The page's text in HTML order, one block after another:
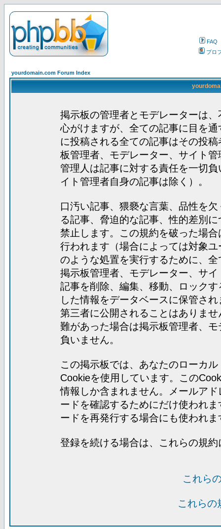
FAQ
プロ
yourdomain.com Forum Index
掲示板の管理者とモデレーターは
心がけますが、全ての記事に目を
に投稿される全ての記事はその投
板管理者、モデレーター、サイト
管理人は記事に対する責任を一切
イト管理者自身の記事は除く）。
口汚い記事、猥褻な言葉、品性を
る記事、脅迫的な記事、性的差別
禁止します。この規約を破った場
行われます（場合によっては対象
のような処置を実行するために、
掲示板管理者、モデレーター、サ
記事を削除、編集、移動、ロック
した情報をデータベースに保管さ
第三者に公開されることはありま
難があった場合は掲示板管理者、
負いません。
この掲示板では、あなたのローカ
Cookieを使用しています。この
情報しか含まれません。メールア
ードを確認するためにだけ使われ
ードを再発行する場合にも使われま
登録を続ける場合は、これらの規
これら
これらの